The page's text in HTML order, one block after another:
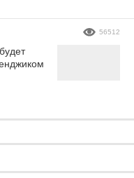
56512